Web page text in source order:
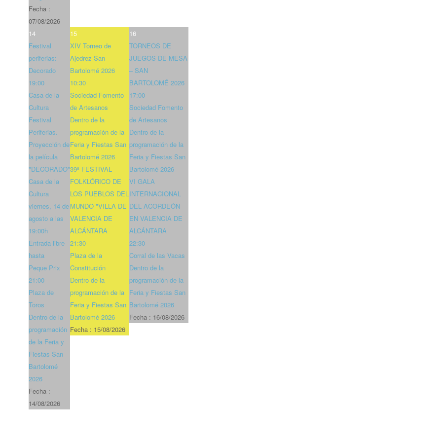
Fecha :
07/08/2026
14
Festival
periferias:
Decorado
19:00
Casa de la
Cultura
Festival
Periferias.
Proyección de
la película
"DECORADO"
Casa de la
Cultura
viernes, 14 de
agosto a las
19:00h
Entrada libre
hasta
Peque Prix
21:00
Plaza de
Toros
Dentro de la
programación
de la Feria y
Fiestas San
Bartolomé
2026
Fecha :
14/08/2026
15
XIV Torneo de
Ajedrez San
Bartolomé 2026
10:30
Sociedad Fomento
de Artesanos
Dentro de la
programación de la
Feria y Fiestas San
Bartolomé 2026
39º FESTIVAL
FOLKLÓRICO DE
LOS PUEBLOS DEL
MUNDO "VILLA DE
VALENCIA DE
ALCÁNTARA
21:30
Plaza de la
Constitución
Dentro de la
programación de la
Feria y Fiestas San
Bartolomé 2026
Fecha : 15/08/2026
16
TORNEOS DE
JUEGOS DE MESA
– SAN
BARTOLOMÉ 2026
17:00
Sociedad Fomento
de Artesanos
Dentro de la
programación de la
Feria y Fiestas San
Bartolomé 2026
VI GALA
INTERNACIONAL
DEL ACORDEÓN
EN VALENCIA DE
ALCÁNTARA
22:30
Corral de las Vacas
Dentro de la
programación de la
Feria y Fiestas San
Bartolomé 2026
Fecha : 16/08/2026